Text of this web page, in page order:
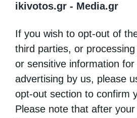
ikivotos.gr - Media.gr
If you wish to opt-out of
third parties, or
or sensitive information for
advertising by us, please
opt-out section to confirm
Please note that after